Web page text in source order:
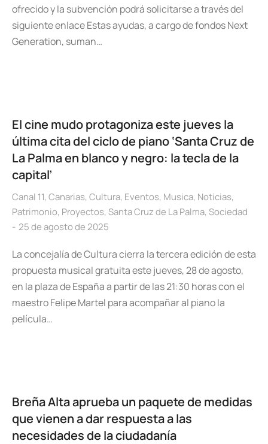
ofrecido y la subvención podrá solicitarse a través del
siguiente enlace Estas ayudas, a cargo de fondos Next
Generation, suman…
El cine mudo protagoniza este jueves la
última cita del ciclo de piano ‘Santa Cruz de
La Palma en blanco y negro: la tecla de la
capital’
Canal 11, Canarias, Cultura, Eventos, Musica, Noticias,
Patrimonio, Proyectos, Santa Cruz de La Palma, Sociedad
25 de agosto de 2025
La concejalía de Cultura cierra la tercera edición de esta
propuesta musical gratuita este jueves, 28 de agosto,
en la plaza de España a partir de las 21:30 horas con el
maestro Felipe Martel para acompañar al piano la
película…
Breña Alta aprueba un paquete de medidas
que vienen a dar respuesta a las
necesidades de la ciudadanía